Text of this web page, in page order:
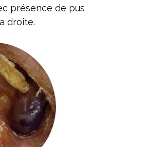
présence de pus
droite.